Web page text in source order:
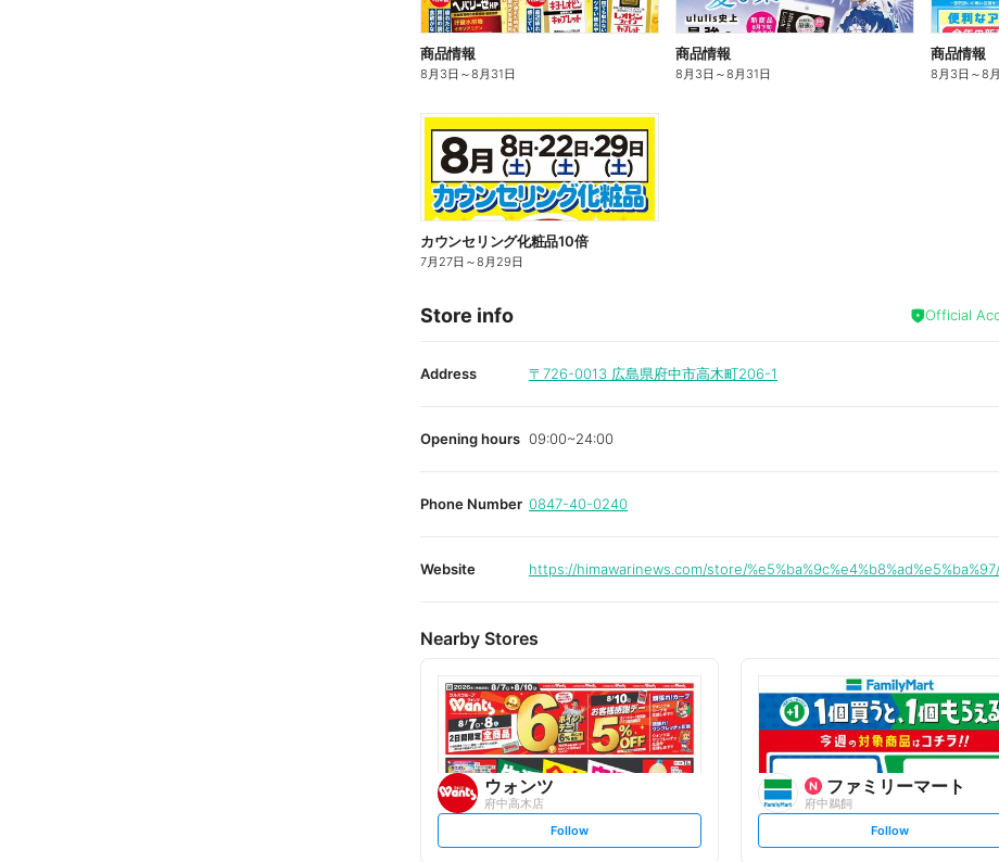
商品情報
8月3日 ～8月31日
商品情報
8月3日 ～8月31日
商品情報
8月3日 ～8
カウンセリング化粧品10倍
7月27日 ～8月29日
Store info Official
Address 〒726-0013 広島県府中市高木町206-1
Opening hours 09:00~24:00
Phone Number 0847-40-0240
Website https://himawarinews.com/store/%e5%ba%9c%e4%b8%ad%e5%ba%97/
Nearby Stores
ウォンツ
府中高木店
s
t
Follow
ファミリーマート
府中鵜飼
s
t
Follow